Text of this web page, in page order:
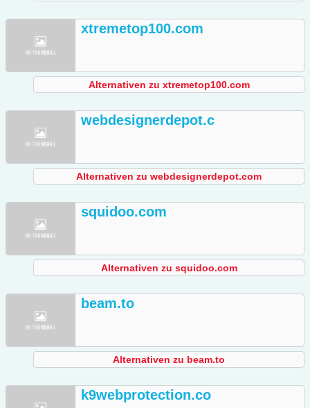
xtremetop100.com
Alternativen zu xtremetop100.com
webdesignerdepot.c
Alternativen zu webdesignerdepot.com
squidoo.com
Alternativen zu squidoo.com
beam.to
Alternativen zu beam.to
k9webprotection.co